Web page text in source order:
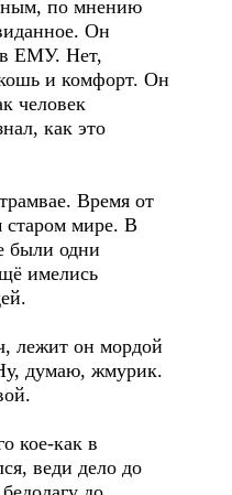
по мнению
Он
ЕМУ. Нет,
и комфорт. Он
человек
как это
Время от
старом мире. В
были одни
имелись
лежит он мордой
думаю, жмурик.
кое-как в
веди дело до